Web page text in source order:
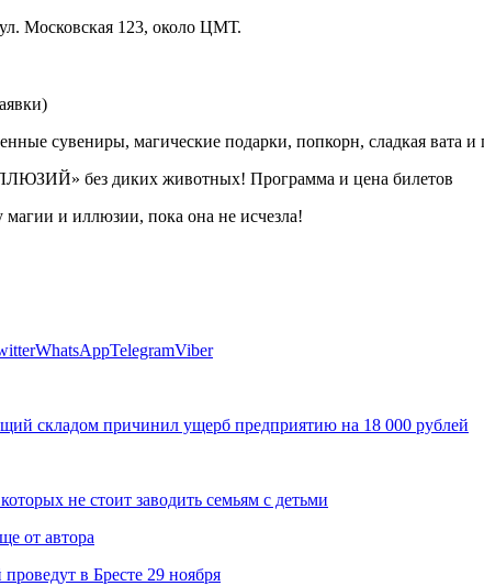
Московская 123, около ЦМТ.
сувениры, магические подарки, попкорн, сладкая вата
и иллюзии, пока она не исчезла!
WhatsAppTelegramViber
складом причинил ущерб предприятию на 18 000 рублей
не стоит заводить семьям с детьми
от автора
в Бресте 29 ноября